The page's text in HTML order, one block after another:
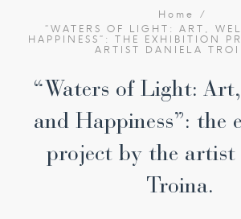
Home
“WATERS OF LIGHT: ART,
HAPPINESS”: THE EXHIBITION
ARTIST DANIELA
“Waters of Light: Art,
and Happiness”: the
project by the artist
Troina.